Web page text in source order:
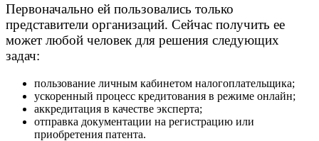
Первоначально ей пользовались только
представители организаций. Сейчас получить ее
может любой человек для решения следующих
задач:
пользование личным кабинетом налогоплательщика;
ускоренный процесс кредитования в режиме онлайн;
аккредитация в качестве эксперта;
отправка документации на регистрацию или
приобретения патента.